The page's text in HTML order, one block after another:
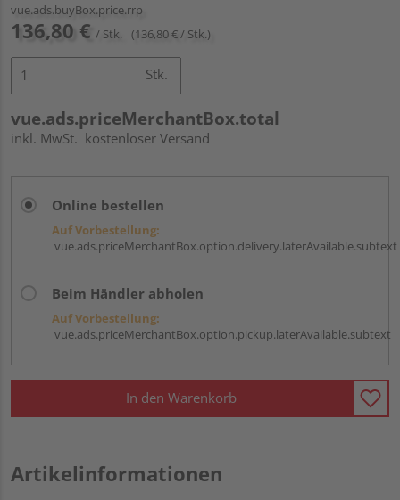
vue.ads.buyBox.price.rrp
136,80 € / Stk. (136,80 € / Stk.)
Stk.
vue.ads.priceMerchantBox.total
inkl. MwSt. kostenloser Versand
Online bestellen
Auf Vorbestellung:
vue.ads.priceMerchantBox.option.delivery.laterAvailable.subtext
Beim Händler abholen
Auf Vorbestellung:
vue.ads.priceMerchantBox.option.pickup.laterAvailable.subtext
In den Warenkorb
Artikelinformationen